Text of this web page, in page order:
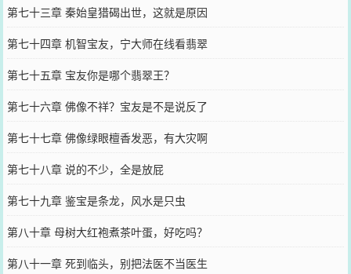
第七十三章 秦始皇猎碣出世，这就是原因
第七十四章 机智宝友，宁大师在线看翡翠
第七十五章 宝友你是哪个翡翠王？
第七十六章 佛像不祥？宝友是不是说反了
第七十七章 佛像绿眼檀香发恶，有大灾啊
第七十八章 说的不少，全是放屁
第七十九章 鉴宝是条龙，风水是只虫
第八十章 母树大红袍煮茶叶蛋，好吃吗？
第八十一章 死到临头，别把法医不当医生